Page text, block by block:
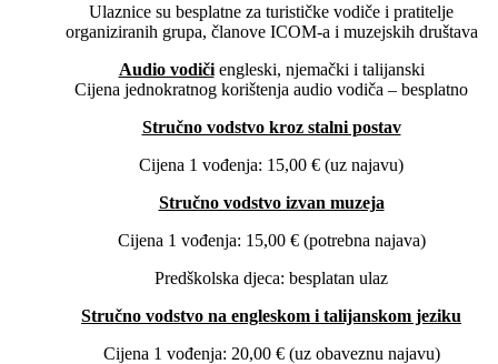
Ulaznice su besplatne za turističke vodiče i pratitelje
organiziranih grupa, članove ICOM-a i muzejskih društava
Audio vodičiengleski, njemački i talijanski
Cijena jednokratnog korištenja audio vodiča – besplatno
Stručno vodstvo kroz stalni postav
Cijena 1 vođenja: 15,00 € (uz najavu)
Stručno vodstvo izvan muzeja
Cijena 1 vođenja: 15,00 € (potrebna najava)
Predškolska djeca: besplatan ulaz
Stručno vodstvo na engleskom i talijanskom jeziku
Cijena 1 vođenja: 20,00 € (uz obaveznu najavu)